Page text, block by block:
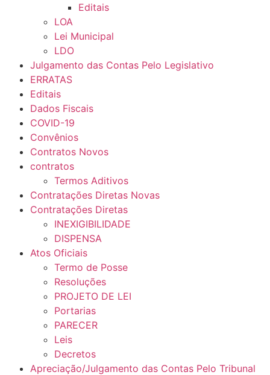
Editais
LOA
Lei Municipal
LDO
Julgamento das Contas Pelo Legislativo
ERRATAS
Editais
Dados Fiscais
COVID-19
Convênios
Contratos Novos
contratos
Termos Aditivos
Contratações Diretas Novas
Contratações Diretas
INEXIGIBILIDADE
DISPENSA
Atos Oficiais
Termo de Posse
Resoluções
PROJETO DE LEI
Portarias
PARECER
Leis
Decretos
Apreciação/Julgamento das Contas Pelo Tribunal